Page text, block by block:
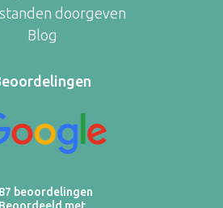
doorgeven
Blog
beoordelingen
Beoordeeld met